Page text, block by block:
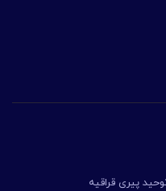
پیری قراقیه